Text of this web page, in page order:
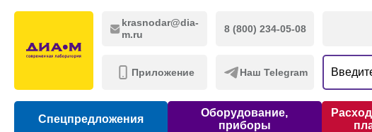
krasnodar@dia-
m.ru
8 (800) 234-05-08
Приложение Наш Telegram
Спецпредложения
Оборудование,
приборы